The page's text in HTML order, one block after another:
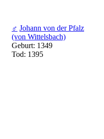
♂ Johann von der Pfalz
(von Wittelsbach)
Geburt: 1349
Tod: 1395